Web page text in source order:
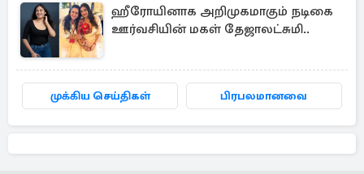
ஹீரோயினாக அறிமுகமாகும் நடிகை
ஊர்வசியின் மகள் தேஜாலட்சுமி..
முக்கிய செய்திகள் பிரபலமானவை